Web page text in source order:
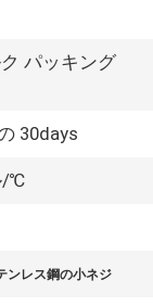
パッキング
30days
/℃
ンレス鋼の小ネジ